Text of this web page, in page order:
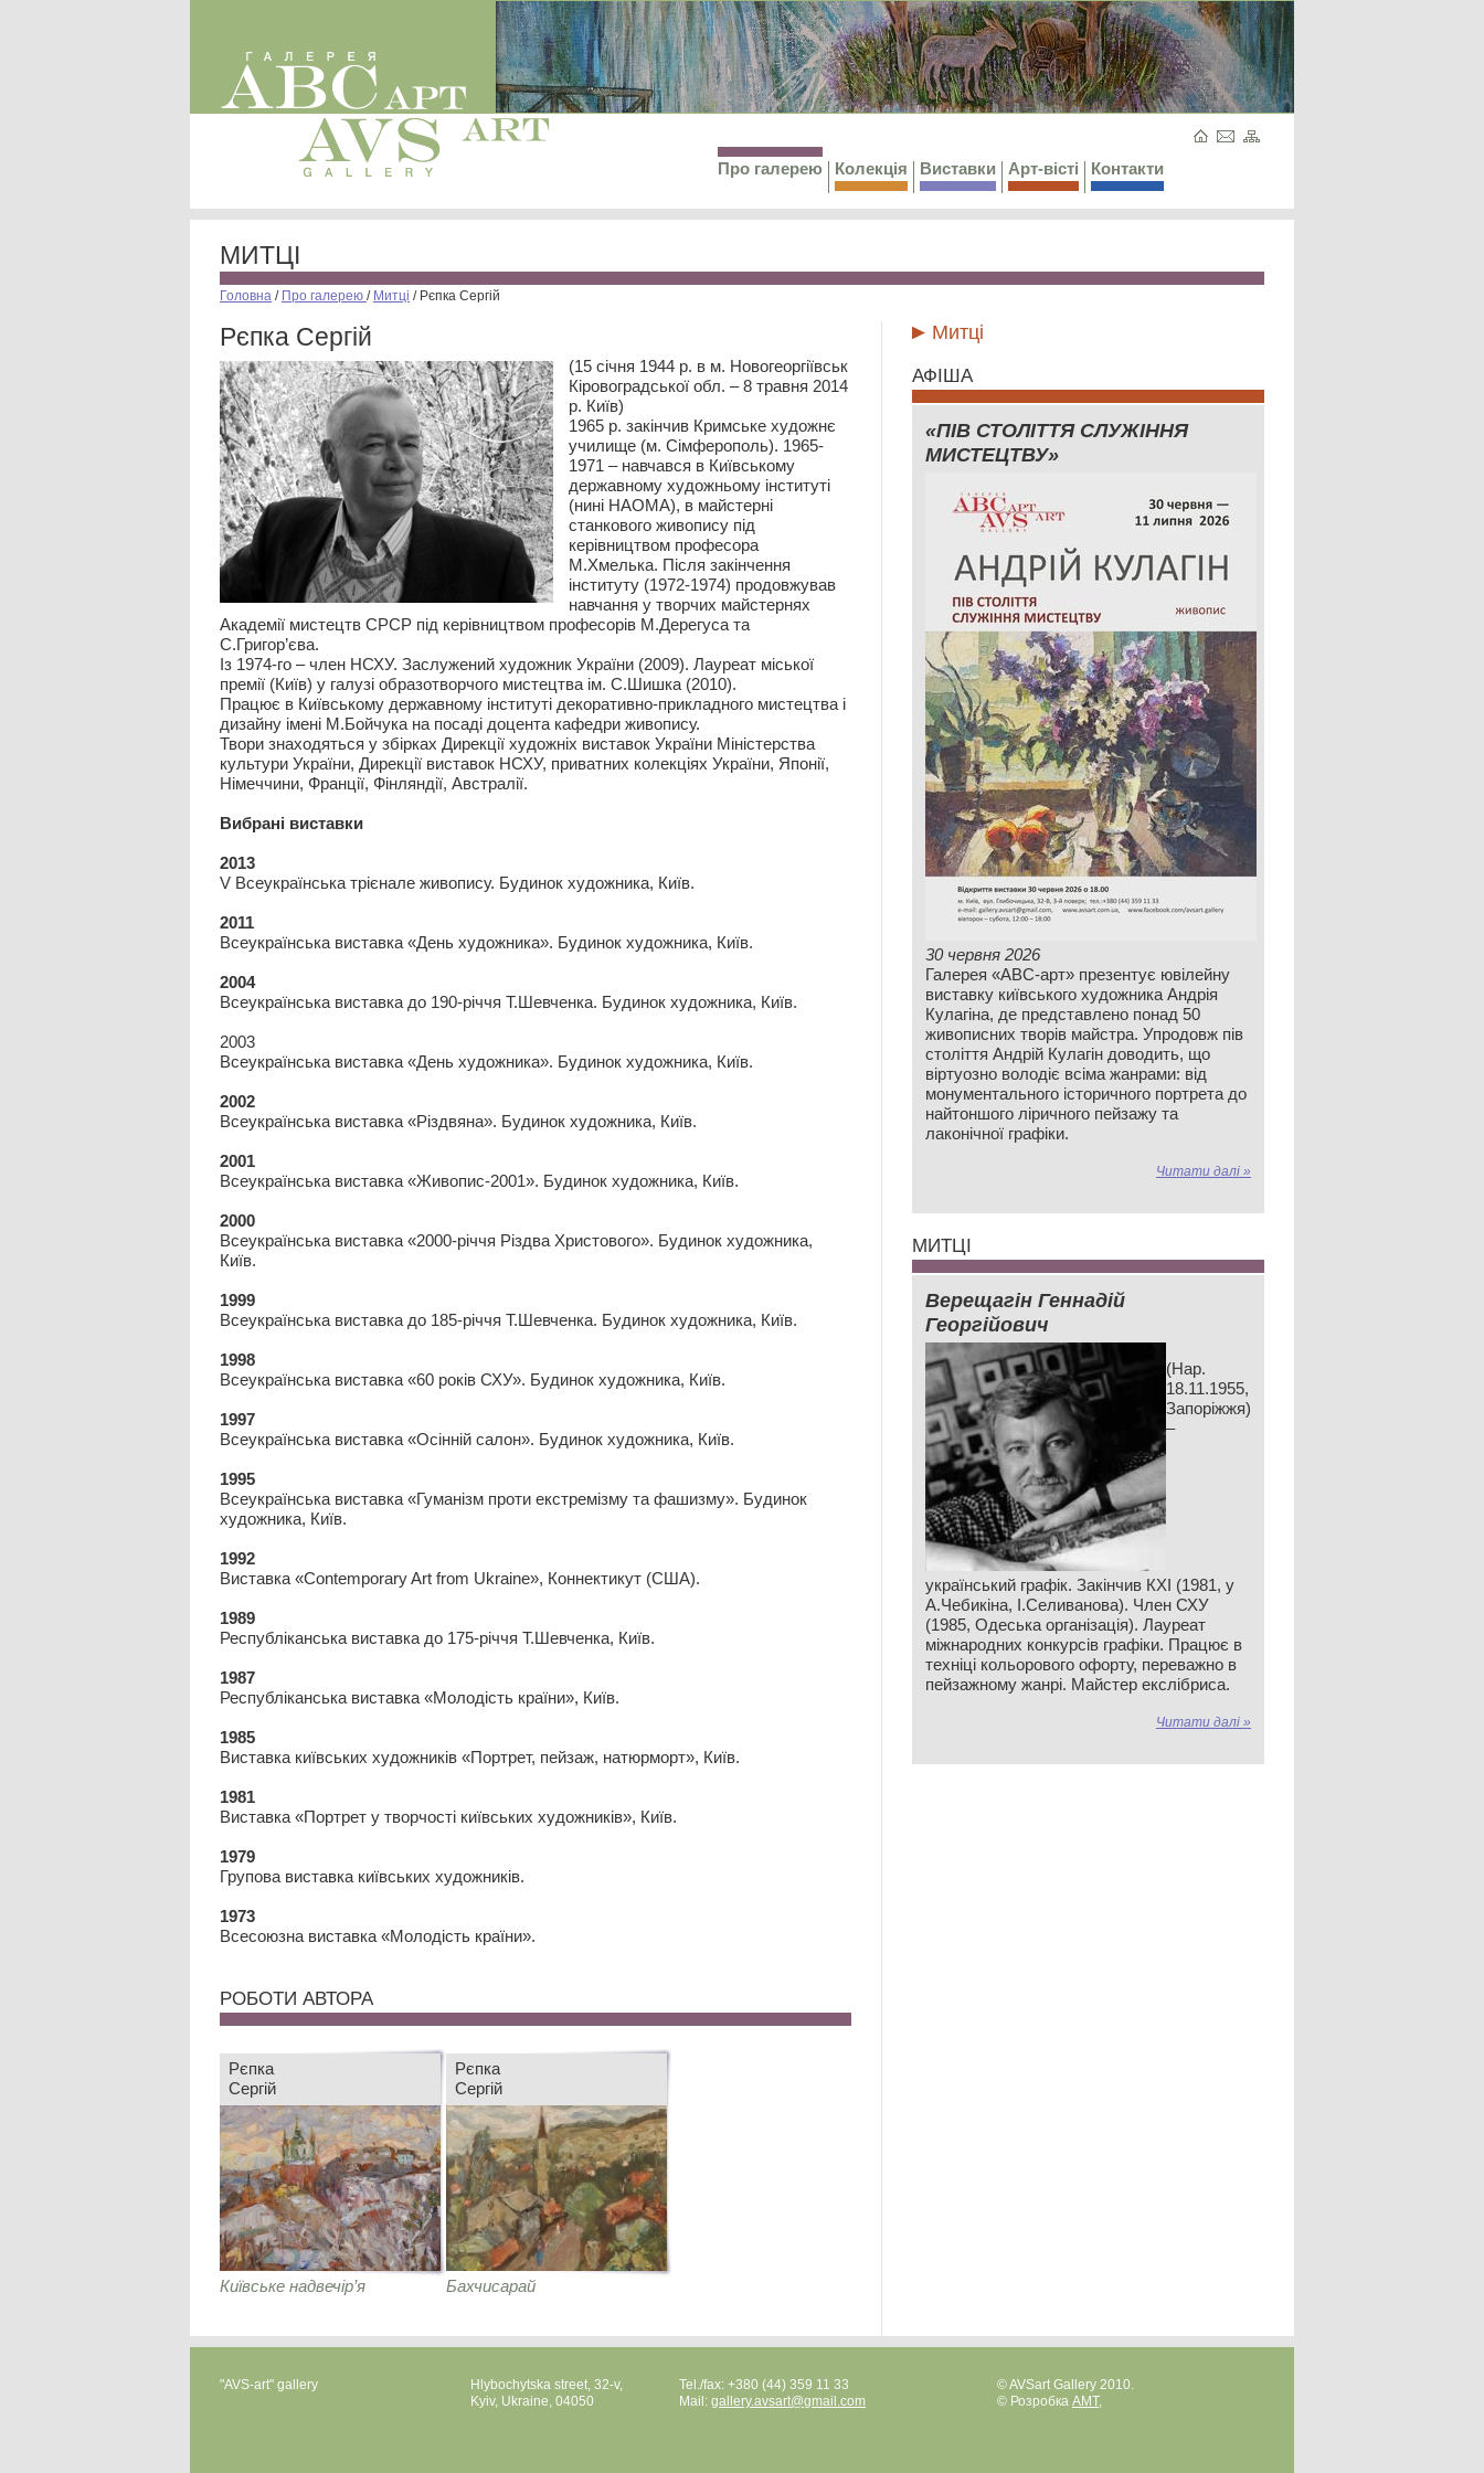
Про галерею Колекція Виставки Арт-вісті Контакти
МИТЦІ
Головна / Про галерею / Митці / Рєпка Сергій
Рєпка Сергій
(15 січня 1944 р. в м. Новогеоргіївськ
Кіровоградської обл. – 8 травня 2014
р. Київ)
1965 р. закінчив Кримське художнє
училище (м. Сімферополь). 1965-
1971 – навчався в Київському
державному художньому інституті
(нині НАОМА), в майстерні
станкового живопису під
керівництвом професора
М.Хмелька. Після закінчення
інституту (1972-1974) продовжував
навчання у творчих майстернях
Академії мистецтв СРСР під керівництвом професорів М.Дерегуса та
С.Григор’єва.
Із 1974-го – член НСХУ. Заслужений художник України (2009). Лауреат міської
премії (Київ) у галузі образотворчого мистецтва ім. С.Шишка (2010).
Працює в Київському державному інституті декоративно-прикладного мистецтва і
дизайну імені М.Бойчука на посаді доцента кафедри живопису.
Твори знаходяться у збірках Дирекції художніх виставок України Міністерства
культури України, Дирекції виставок НСХУ, приватних колекціях України, Японії,
Німеччини, Франції, Фінляндії, Австралії.
Вибрані виставки
2013
V Всеукраїнська трієнале живопису. Будинок художника, Київ.
2011
Всеукраїнська виставка «День художника». Будинок художника, Київ.
2004
Всеукраїнська виставка до 190-річчя Т.Шевченка. Будинок художника, Київ.
2003
Всеукраїнська виставка «День художника». Будинок художника, Київ.
2002
Всеукраїнська виставка «Різдвяна». Будинок художника, Київ.
2001
Всеукраїнська виставка «Живопис-2001». Будинок художника, Київ.
2000
Всеукраїнська виставка «2000-річчя Різдва Христового». Будинок художника,
Київ.
1999
Всеукраїнська виставка до 185-річчя Т.Шевченка. Будинок художника, Київ.
1998
Всеукраїнська виставка «60 років СХУ». Будинок художника, Київ.
1997
Всеукраїнська виставка «Осінній салон». Будинок художника, Київ.
1995
Всеукраїнська виставка «Гуманізм проти екстремізму та фашизму». Будинок
художника, Київ.
1992
Виставка «Contemporary Art from Ukraine», Коннектикут (США).
1989
Республіканська виставка до 175-річчя Т.Шевченка, Київ.
1987
Республіканська виставка «Молодість країни», Київ.
1985
Виставка київських художників «Портрет, пейзаж, натюрморт», Київ.
1981
Виставка «Портрет у творчості київських художників», Київ.
1979
Групова виставка київських художників.
1973
Всесоюзна виставка «Молодість країни».
РОБОТИ АВТОРА
Рєпка
Сергій
Київське надвечір’я
Рєпка
Сергій
Бахчисарай
Митці
АФІША
«ПІВ СТОЛІТТЯ СЛУЖІННЯ
МИСТЕЦТВУ»
30 червня 2026
Галерея «АВС-арт» презентує ювілейну
виставку київського художника Андрія
Кулагіна, де представлено понад 50
живописних творів майстра. Упродовж пів
століття Андрій Кулагін доводить, що
віртуозно володіє всіма жанрами: від
монументального історичного портрета до
найтоншого ліричного пейзажу та
лаконічної графіки.
Читати далі »
МИТЦІ
Верещагін Геннадій
Георгійович
(Нар.
18.11.1955,
Запоріжжя)
–
український графік. Закінчив КХІ (1981, у
А.Чебикіна, І.Селиванова). Член СХУ
(1985, Одеська організація). Лауреат
міжнародних конкурсів графіки. Працює в
техніці кольорового офорту, переважно в
пейзажному жанрі. Майстер екслібриса.
Читати далі »
"AVS-art" gallery
Hlybochytska street, 32-v,
Kyiv, Ukraine, 04050
Tel./fax: +380 (44) 359 11 33
Mail: gallery.avsart@gmail.com
© AVSart Gallery 2010.
© Розробка AMT,